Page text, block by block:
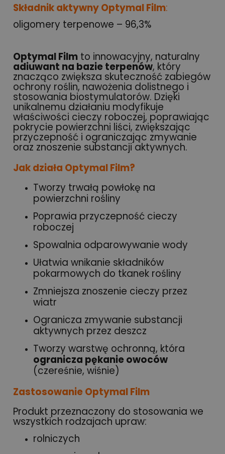
Składnik aktywnyOptymal Film:
oligomery terpenowe – 96,3%
Optymal Film to innowacyjny, naturalny
adiuwant na bazie terpenów, który
znacząco zwiększa skuteczność zabiegów
ochrony roślin, nawożenia dolistnego i
stosowania biostymulatorów. Dzięki
unikalnemu działaniu modyfikuje
właściwości cieczy roboczej, poprawiając
pokrycie powierzchni liści, zwiększając
przyczepność i ograniczając zmywanie
oraz znoszenie substancji aktywnych.
Jak działa Optymal Film?
Tworzy trwałą powłokę na
powierzchni rośliny
Poprawia przyczepność cieczy
roboczej
Spowalnia odparowywanie wody
Ułatwia wnikanie składników
pokarmowych do tkanek rośliny
Zmniejsza znoszenie cieczy przez
wiatr
Ogranicza zmywanie substancji
aktywnych przez deszcz
Tworzy warstwę ochronną, która
ogranicza pękanie owoców
(czereśnie, wiśnie)
Zastosowanie Optymal Film
Produkt przeznaczony do stosowania we
wszystkich rodzajach upraw:
rolniczych